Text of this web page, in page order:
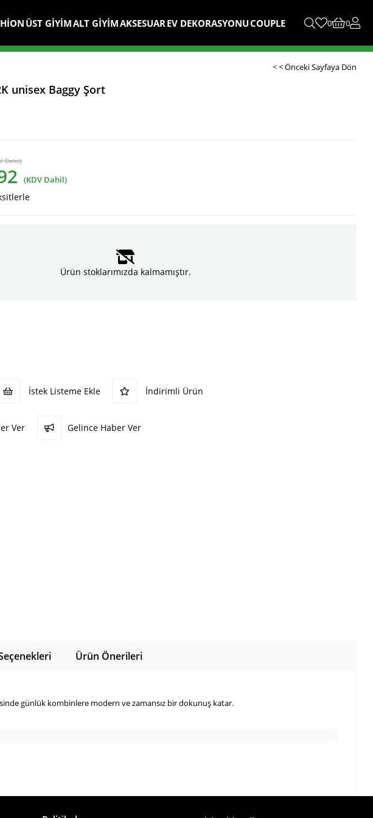
ÜST GİYİMALT GİYİMAKSESUAR EV DEKORASYONUCOUPLE 0 0
< < Önceki Sayfaya Dön
unisex Baggy Şort
Dahil)
(KDV Dahil)
Ürün stoklarımızda kalmamıştır.
İstek Listeme Ekle İndirimli Ürün
Ver Gelince Haber Ver
Ürün Önerileri
günlük kombinlere modern ve zamansız bir dokunuş katar.